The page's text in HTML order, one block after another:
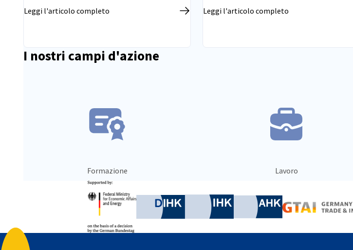
Leggi l'articolo completo Leggi l'articolo completo
I nostri campi d'azione
Formazione Lavoro
German Chamber of Commerce and Industry
Chamber of Commerce and Industry
AHK.de